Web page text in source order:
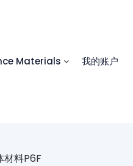
Materials 我的账户
料P6F